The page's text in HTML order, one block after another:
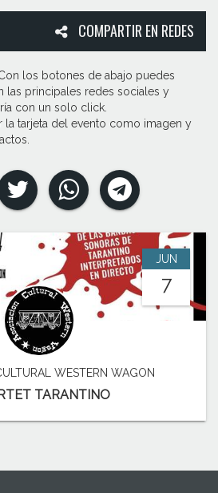
COMPARTIR EN REDES
los botones de abajo puedes
las principales redes sociales y
con un solo click.
la tarjeta del evento como imagen y
JUN
7
WESTERN WAGON
TARANTINO